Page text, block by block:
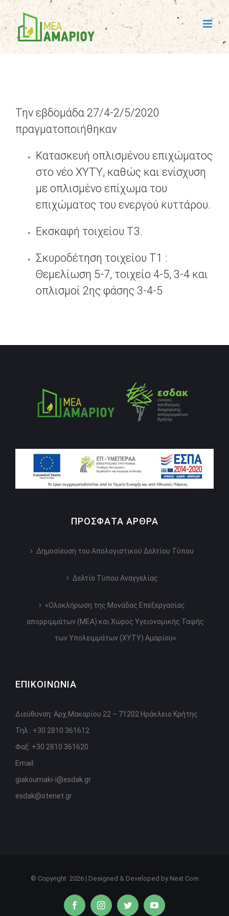
to
content
Την εβδομάδα 27/4-2/5/2020
πραγματοποιήθηκαν
Κατασκευή οπλισμένου επιχώματος
στο νέο ΧΥΤΥ, καθώς και ενίσχυση
με οπλισμένο επίχωμα του
επιχώματος του ενεργού κυττάρου.
Εκσκαφή τοιχείου Τ3.
Σκυροδέτηση τοιχείου Τ1 :
Θεμελίωση 5-7, τοιχείο 4-5, 3-4 και
οπλισμοί 2ης φάσης 3-4-5
ΠΡΌΣΦΑΤΑ ΆΡΘΡΑ
Δημοσίευση του Απολογιστικού Δελτίου Τύπου
Δελτίο Τύπου Αναγγελίας
«Ολοκλήρωση της Μονάδας Επεξεργασίας
απορριμμάτων (ΜΕΑ) και Χώρος Υγειονομικής Ταφής
των Υπολειμμάτων (ΧΥΤΥ) Αμαρίου»
ΕΠΙΚΟΙΝΩΝΙΑ
Διεύθυνση: Αρχ.Μακαρίου 22 – 71202 Ηράκλειο Κρήτης
Τηλ.: +30 2810 361612
Φαξ: +30 2810 361620
Email:
giakoumaki-i@esdak.gr
esdak@otenet.gr
© Copyright 2026 | Designed & Developed by Next Com
facebookinstagramtwitter youtube